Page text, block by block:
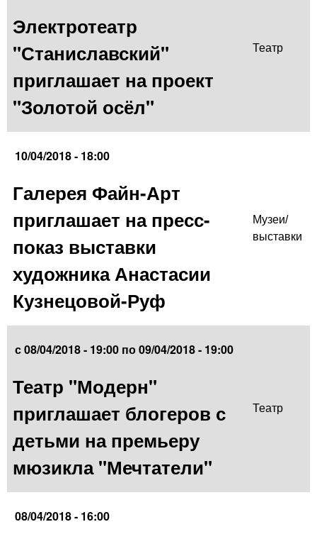
Электротеатр
"Станиславский"
приглашает на проект
"Золотой осёл"
Театр
10/04/2018 - 18:00
Галерея Файн-Арт
приглашает на пресс-
показ выставки
художника Анастасии
Кузнецовой-Руф
Музеи/
выставки
с08/04/2018 - 19:00 по09/04/2018 - 19:00
Театр "Модерн"
приглашает блогеров с
детьми на премьеру
мюзикла "Мечтатели"
Театр
08/04/2018 - 16:00